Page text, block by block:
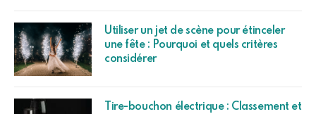
Utiliser un jet de scène pour étinceler
une fête : Pourquoi et quels critères
considérer
Tire-bouchon électrique : Classement et